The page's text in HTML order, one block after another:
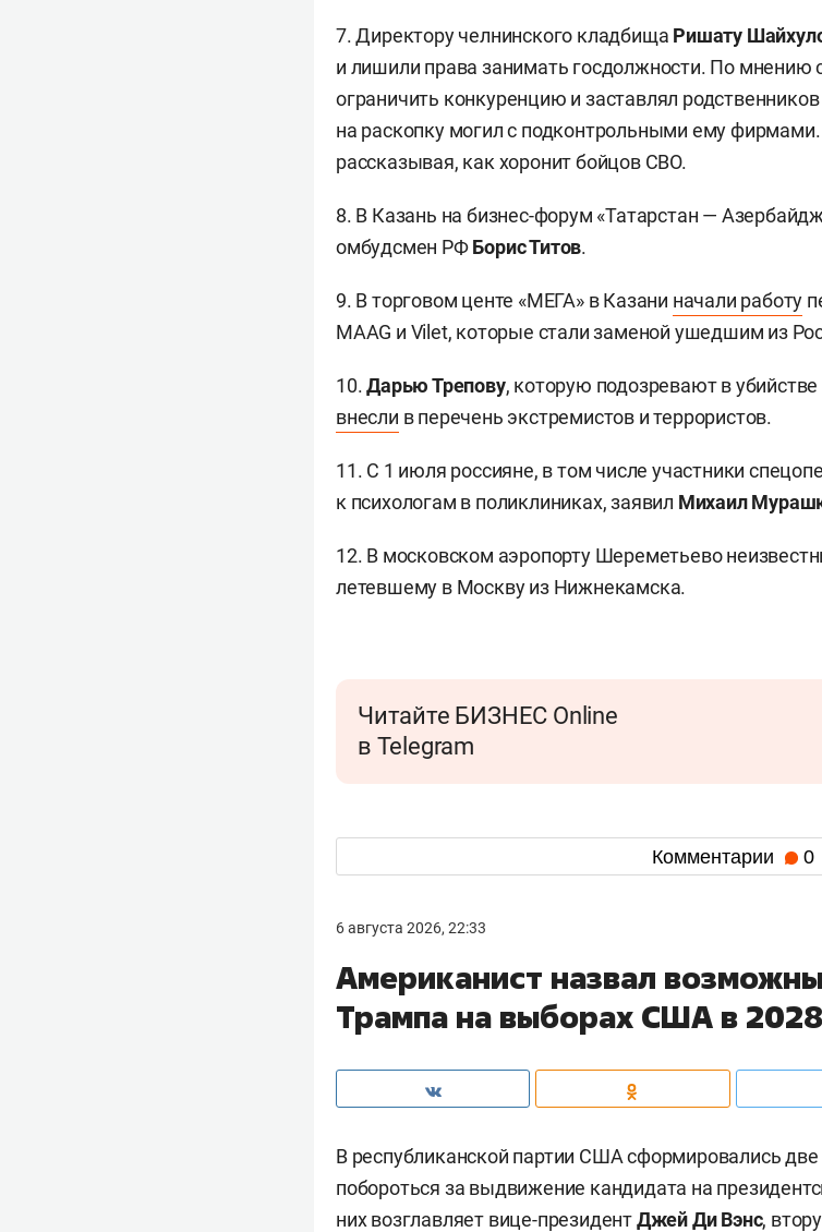
7. Директору челнинского кладбища Ришату
и лишили права занимать госдолжности. По мнению
ограничить конкуренцию и заставлял
на раскопку могил с подконтрольными ему
рассказывая, как хоронит бойцов СВО.
8. В Казань на бизнес-форум «Татарстан —
омбудсмен РФБорис Титов.
9. В торговом центе «МЕГА» в Казани начали работу
MAAG и Vilet, которые стали заменой ушедшим из
10.Дарью Трепову, которую подозревают в
внесли в перечень экстремистов и террористов.
11. С 1 июля россияне, в том числе участники
к психологам в поликлиниках, заявил Михаил
12. В московском аэропорту Шереметьево
летевшему в Москву из Нижнекамска.
Читайте БИЗНЕС Online
в Telegram
Комментарии 0
6 августа 2026, 22:33
Американист назвал
Трампа на выборах США в
В республиканской партии США сформировались
побороться за выдвижение кандидата на
них возглавляет вице-президентДжей Ди Вэнс,